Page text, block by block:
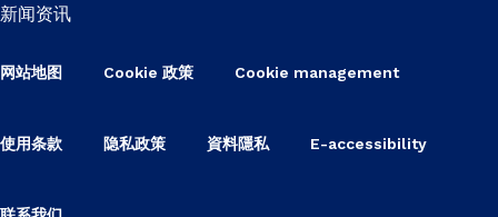
新闻资讯
网站地图 Cookie 政策 Cookie management
使用条款 隐私政策 資料隱私 E-accessibility